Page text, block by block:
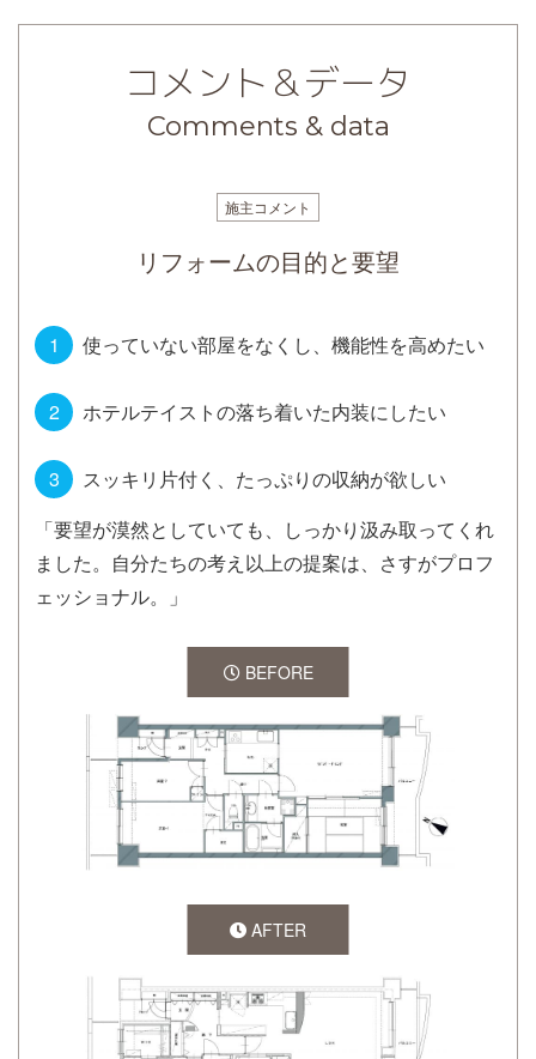
コメント＆データ
Comments & data
施主コメント
リフォームの目的と要望
使っていない部屋をなくし、機能性を高めたい
ホテルテイストの落ち着いた内装にしたい
スッキリ片付く、たっぷりの収納が欲しい
「要望が漠然としていても、しっかり汲み取ってくれ
ました。自分たちの考え以上の提案は、さすがプロフ
ェッショナル。」
BEFORE
AFTER